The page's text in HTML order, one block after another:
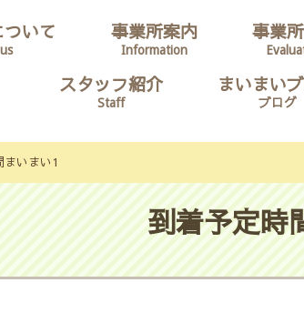
いて 事業所案内
Information
事業
スタッフ紹介
Staff
まいまい
ブログ
まいまい1
到着予定時